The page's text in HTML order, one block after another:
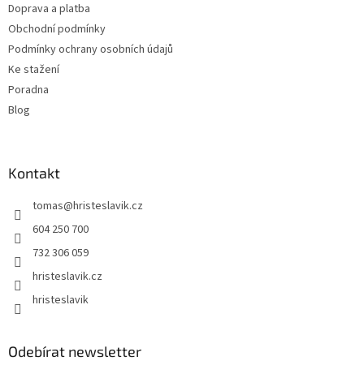
Doprava a platba
Obchodní podmínky
Podmínky ochrany osobních údajů
Ke stažení
Poradna
Blog
Kontakt
tomas@hristeslavik.cz
604 250 700
732 306 059
hristeslavik.cz
hristeslavik
Odebírat newsletter